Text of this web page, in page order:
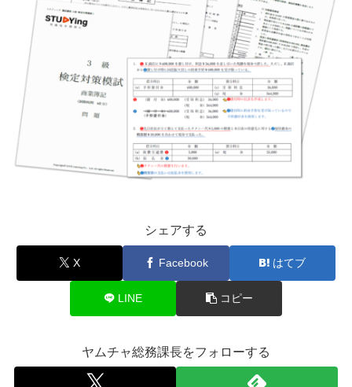
シェアする
X Facebook はてブ
LINE コピー
ヤムチャ総務課長をフォローする